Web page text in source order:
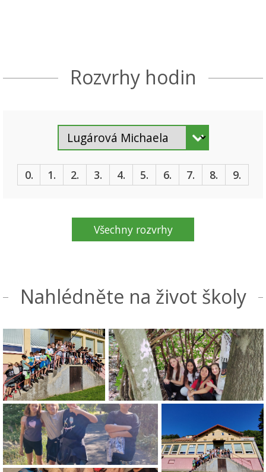
Rozvrhy hodin
0. 1. 2. 3. 4. 5. 6. 7. 8. 9.
Všechny rozvrhy
Nahlédněte na život školy